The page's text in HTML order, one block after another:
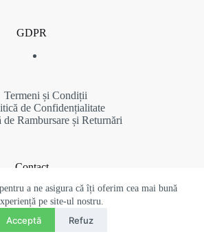
a ne asigura că îți oferim cea mai bună
pe site-ul nostru.
Acceptă Refuz
GDPR
Termeni și Condiții
de Confidențialitate
de Rambursare și Returnări
Contact
(+40) 734 480 384
Pigeons Auctions - Toate drepturile
site web este proprietatea
EN